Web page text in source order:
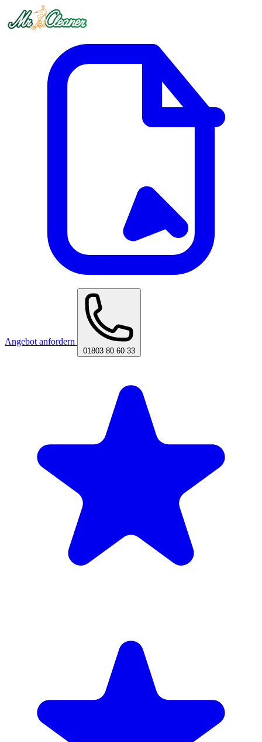
Angebot anfordern
01803 80 60 33